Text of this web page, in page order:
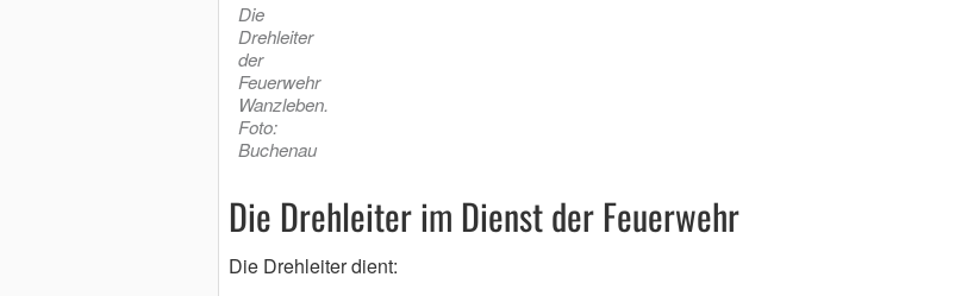
Die
Drehleiter
der
Feuerwehr
Wanzleben.
Foto:
Buchenau
Die Drehleiter im Dienst der Feuerwehr
Die Drehleiter dient: